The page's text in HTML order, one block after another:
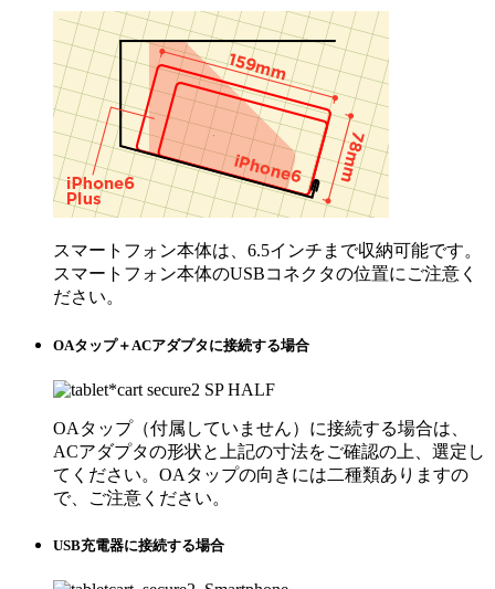
スマートフォン本体は、6.5インチまで収納可能です。
スマートフォン本体のUSBコネクタの位置にご注意く
ださい。
OAタップ＋ACアダプタに接続する場合
OAタップ（付属していません）に接続する場合は、
ACアダプタの形状と上記の寸法をご確認の上、選定し
てください。OAタップの向きには二種類ありますの
で、ご注意ください。
USB充電器に接続する場合